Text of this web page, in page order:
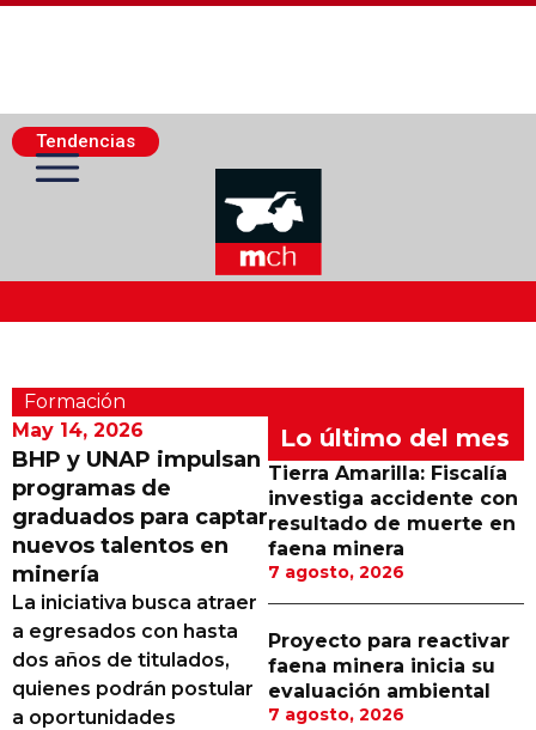
Tendencias
Actualidad Minera
Minería Superficie
Minerí­a Subterránea
Proveedores
Canal Digital
Columnas de Opinión
Designaciones
Formación
May 14, 2026
BHP y UNAP impulsan
programas de
graduados para captar
nuevos talentos en
minería
La iniciativa busca atraer
a egresados con hasta
dos años de titulados,
quienes podrán postular
a oportunidades
Lo último del mes
Tierra Amarilla: Fiscalía
investiga accidente con
resultado de muerte en
faena minera
7 agosto, 2026
Proyecto para reactivar
faena minera inicia su
evaluación ambiental
7 agosto, 2026